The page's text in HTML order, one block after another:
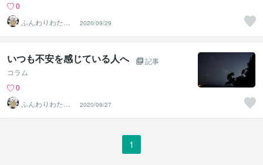
0
ふんわりわたあ
め
2020/09/29
いつも不安を感じている人へ
記事
コラム
0
ふんわりわたあ
め
2020/09/27
1